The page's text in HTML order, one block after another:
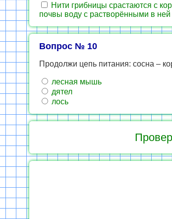
Нити грибницы срастаются с
почвы воду с растворёнными в
Вопрос № 10
Продолжи цепь питания: сосна –
лесная мышь
дятел
лось